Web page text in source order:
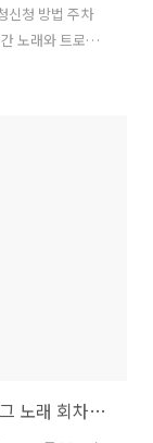
신청 방법 주차
노래와 트로트
로그램 KBS
가요무대 1870회 2024년 10월 21일 정든 그 노래 회차정보 방송시간 오늘 출연진 원곡 미리보기 미리듣기 MC 사회자 김동건 방청신청 방법 주차 녹화시간